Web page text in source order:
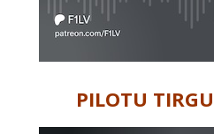
PILOTU